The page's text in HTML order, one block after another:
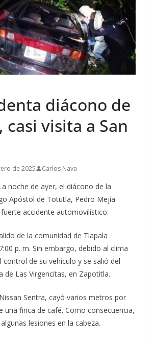
diácono de
visita a San
de 2025 Carlos Nava
noche de ayer, el diácono de la
Apóstol de Totutla, Pedro Mejía
accidente automovilístico.
de la comunidad de Tlapala
p. m. Sin embargo, debido al clima
control de su vehículo y se salió del
de Las Virgencitas, en Zapotitla.
Sentra, cayó varios metros por
una finca de café. Como consecuencia,
lesiones en la cabeza.